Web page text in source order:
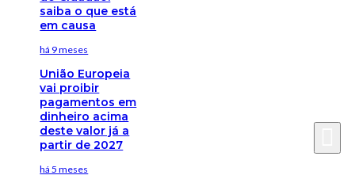
saiba o que está
em causa
há 9 meses
União Europeia
vai proibir
pagamentos em
dinheiro acima
deste valor já a
partir de 2027
há 5 meses